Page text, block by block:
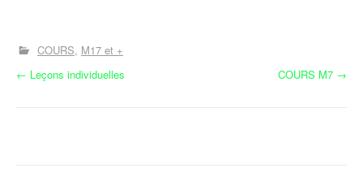
COURS M17 et +
N
← Leçons individuelles COURS M7 →